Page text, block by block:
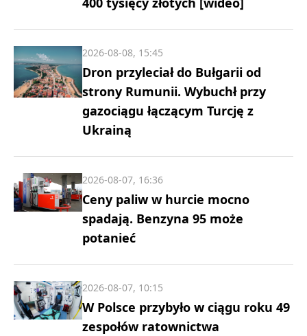
Dron przyleciał do Bułgarii od
strony Rumunii. Wybuchł przy
gazociągu łączącym Turcję z
Ukrainą
2026-08-08, 15:45
Ceny paliw w hurcie mocno
spadają. Benzyna 95 może
potanieć
2026-08-07, 16:36
W Polsce przybyło w ciągu roku 49
zespołów ratownictwa
2026-08-07, 10:15